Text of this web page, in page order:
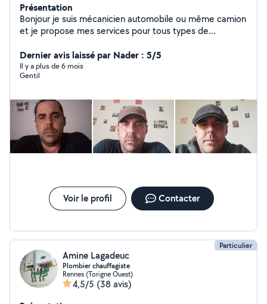
Présentation
Bonjour je suis mécanicien automobile ou même camion
et je propose mes services pour tous types de
Dernier avis laissé par Nader : 5/5
Il y a plus de 6 mois
Gentil
Voir le profil Contacter
Particulier
Amine Lagadeuc
Plombier chauffagiste
Rennes (Torigne Ouest)
4,5/5 (38 avis)